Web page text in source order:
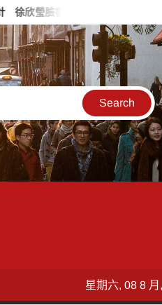
發起認購水梨行動
星期六, 08 8